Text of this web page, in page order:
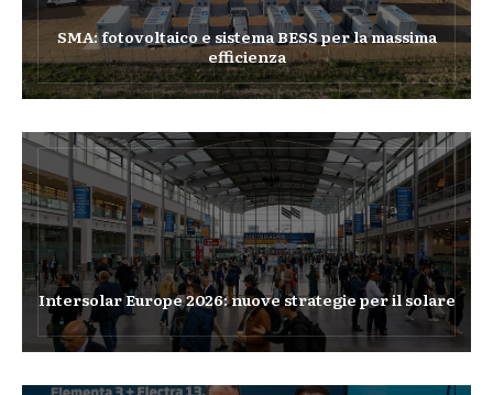
SMA: fotovoltaico e sistema BESS per la massima
efficienza
Intersolar Europe 2026: nuove strategie per il solare